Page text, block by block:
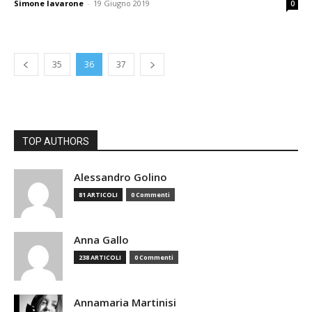
Simone Iavarone - 19 Giugno 2019 0
35 36 37
TOP AUTHORS
Alessandro Golino
81 ARTICOLI 0 Commenti
Anna Gallo
238 ARTICOLI 0 Commenti
Annamaria Martinisi